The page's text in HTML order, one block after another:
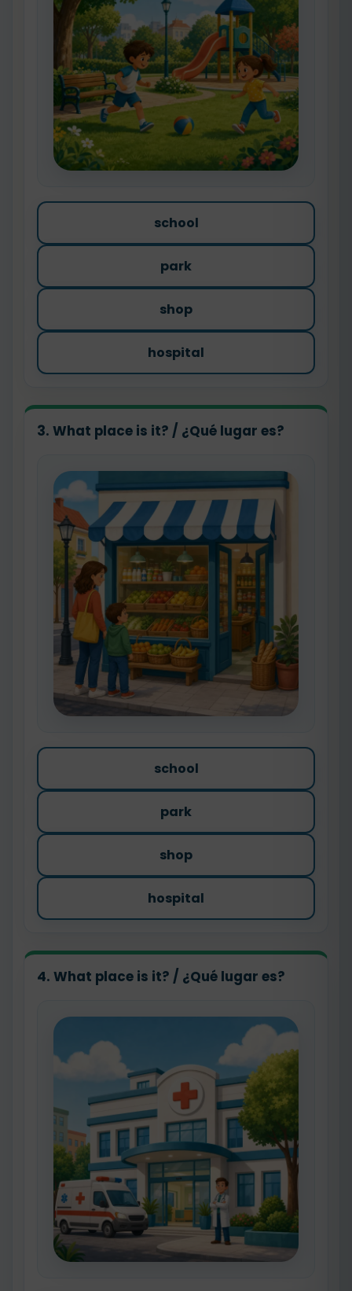
school
park
shop
hospital
3. What place is it? / ¿Qué lugar es?
school
park
shop
hospital
4. What place is it? / ¿Qué lugar es?